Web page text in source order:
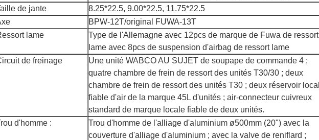
de jante
8.25*22.5, 9.00*22.5, 11.75*22.5
BPW-12T/original FUWA-13T
lame
Type de l'Allemagne avec 12pcs de marque de Fuwa de ressort
lame avec 8pcs de suspension d'airbag de ressort lame
de freinage
Une unité WABCO AU SUJET de soupape de commande 4 ;
quatre chambre de frein de ressort des unités T30/30 ; deux
chambre de frein de ressort des unités T30 ; deux réservoir local
fiable d'air de la marque 45L d'unités ; air-connecteur cuivreux
standard de marque locale fiable de deux unités.
d'homme :
Trou d'homme de l'alliage d'aluminium ø500mm (20") avec la
couverture d'alliage d'aluminium ; avec la valve de reniflard ;